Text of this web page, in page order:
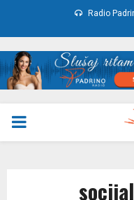
Radio
PRIMARY